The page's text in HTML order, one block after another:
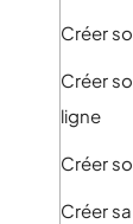
Créer
Créer
ligne
Créer
Créer